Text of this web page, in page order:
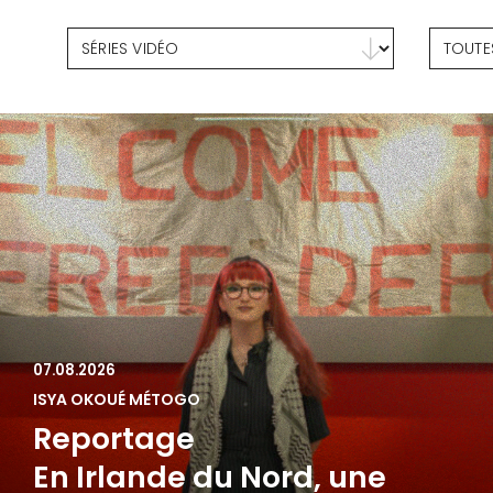
Toutes les vidéos
Sélectionnez le contenu
07.08.2026
ISYA OKOUÉ MÉTOGO
Reportage
En Irlande du Nord, une